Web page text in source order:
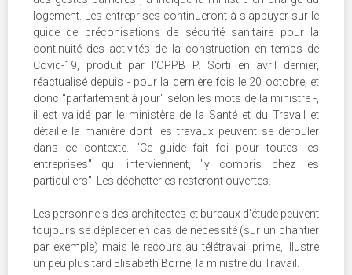
logement. Les entreprises continueront à s'appuyer sur le
guide de préconisations de sécurité sanitaire pour la
continuité des activités de la construction en temps de
Covid-19, produit par l'OPPBTP. Sorti en avril dernier,
réactualisé depuis - pour la dernière fois le 20 octobre, et
donc "parfaitement à jour" selon les mots de la ministre -,
il est validé par le ministère de la Santé et du Travail et
détaille la manière dont les travaux peuvent se dérouler
dans ce contexte. "Ce guide fait foi pour toutes les
entreprises" qui interviennent, "y compris chez les
particuliers". Les déchetteries resteront ouvertes.
Les personnels des architectes et bureaux d'étude peuvent
toujours se déplacer en cas de nécessité (sur un chantier
par exemple) mais le recours au télétravail prime, illustre
un peu plus tard Elisabeth Borne, la ministre du Travail.